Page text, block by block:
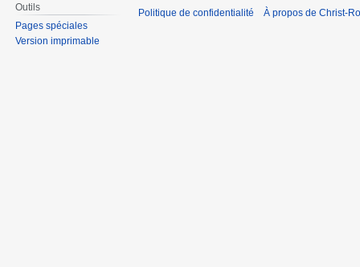
Outils
Pages spéciales
Version imprimable
Politique de confidentialité À propos de Christ-